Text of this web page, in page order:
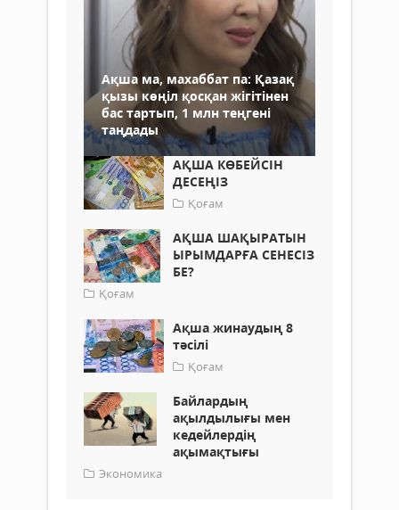
Ақша ма, махаббат па: Қазақ
қызы көңіл қосқан жігітінен
бас тартып, 1 млн теңгені
таңдады
АҚША КӨБЕЙСІН
ДЕСЕҢІЗ
Қоғам
АҚША ШАҚЫРАТЫН
ЫРЫМДАРҒА СЕНЕСІЗ
БЕ?
Қоғам
Ақша жинаудың 8
тәсілі
Қоғам
Байлардың
ақылдылығы мен
кедейлердің
ақымақтығы
Экономика